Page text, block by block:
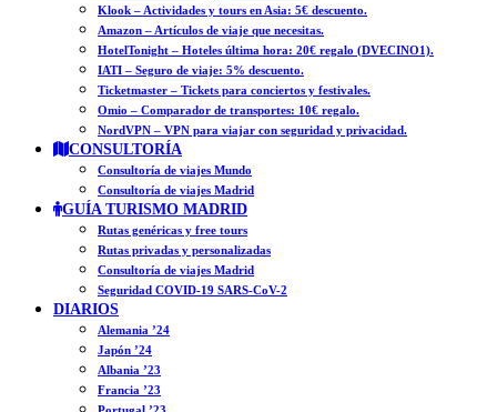
Klook – Actividades y tours en Asia: 5€ descuento.
Amazon – Artículos de viaje que necesitas.
HotelTonight – Hoteles última hora: 20€ regalo (DVECINO1).
IATI – Seguro de viaje: 5% descuento.
Ticketmaster – Tickets para conciertos y festivales.
Omio – Comparador de transportes: 10€ regalo.
NordVPN – VPN para viajar con seguridad y privacidad.
CONSULTORÍA
Consultoría de viajes Mundo
Consultoría de viajes Madrid
GUÍA TURISMO MADRID
Rutas genéricas y free tours
Rutas privadas y personalizadas
Consultoría de viajes Madrid
Seguridad COVID-19 SARS-CoV-2
DIARIOS
Alemania ’24
Japón ’24
Albania ’23
Francia ’23